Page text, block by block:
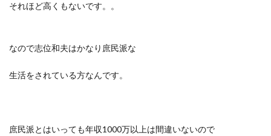
それほど高くもないです。。
なので志位和夫はかなり庶民派な
生活をされている方なんです。
庶民派とはいっても年収1000万以上は間違いないので